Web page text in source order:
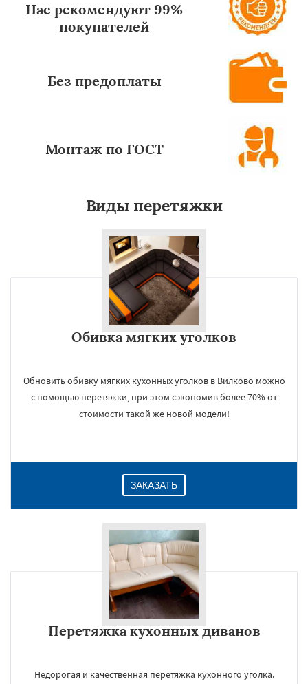
Нас рекомендуют 99%
покупателей
Без предоплаты
Монтаж по ГОСТ
Виды перетяжки
Обивка мягких уголков
Обновить обивку мягких кухонных уголков в Вилково можно
с помощью перетяжки, при этом сэкономив более 70% от
стоимости такой же новой модели!
ЗАКАЗАТЬ
Перетяжка кухонных диванов
Недорогая и качественная перетяжка кухонного уголка.